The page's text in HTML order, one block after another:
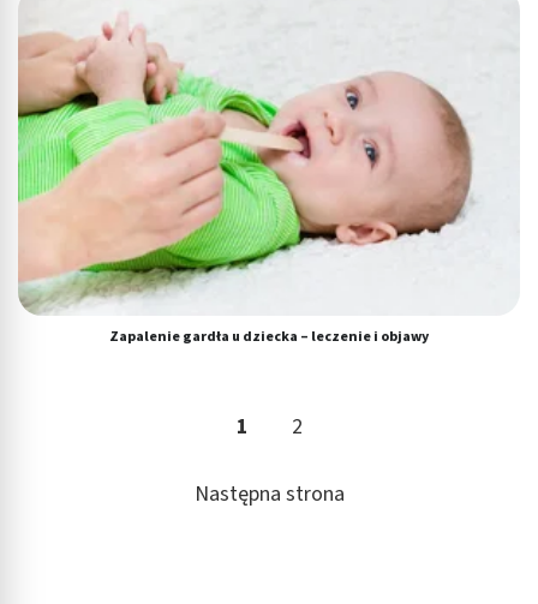
Zapalenie gardła u dziecka – leczenie i objawy
1 2
Następna strona